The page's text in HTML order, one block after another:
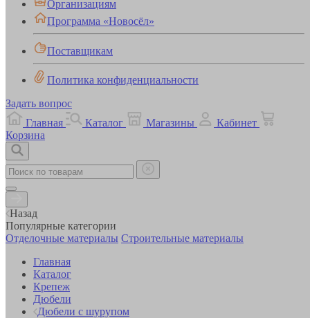
Организациям
Программа «Новосёл»
Поставщикам
Политика конфиденциальности
Задать вопрос
Главная
Каталог Магазины
Кабинет
Корзина
Назад
Популярные категории
Отделочные материалы Строительные материалы
Главная
Каталог
Крепеж
Дюбели
Дюбели с шурупом